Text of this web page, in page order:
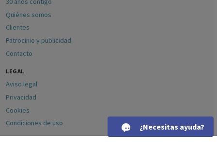
¿Necesitas ayuda?
Quiénes somos
Clientes
Patrocinio y publicidad
Contacto
LEGAL
Aviso legal
Privacidad
Cookies
Condiciones de uso